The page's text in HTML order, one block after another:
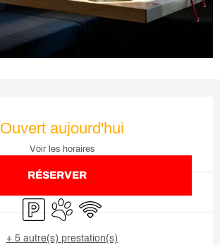
Ouvert aujourd'hui
Voir les horaires
RÉSERVER
ParkingAnimaux acceptés
WiFi
+ 5 autre(s) prestation(s)